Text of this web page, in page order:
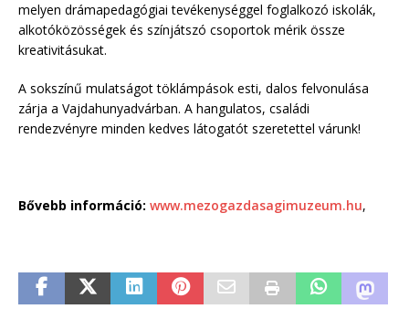
melyen drámapedagógiai tevékenységgel foglalkozó iskolák,
alkotóközösségek és színjátszó csoportok mérik össze
kreativitásukat.
A sokszínű mulatságot töklámpások esti, dalos felvonulása
zárja a Vajdahunyadvárban. A hangulatos, családi
rendezvényre minden kedves látogatót szeretettel várunk!
Bővebb információ: www.mezogazdasagimuzeum.hu,